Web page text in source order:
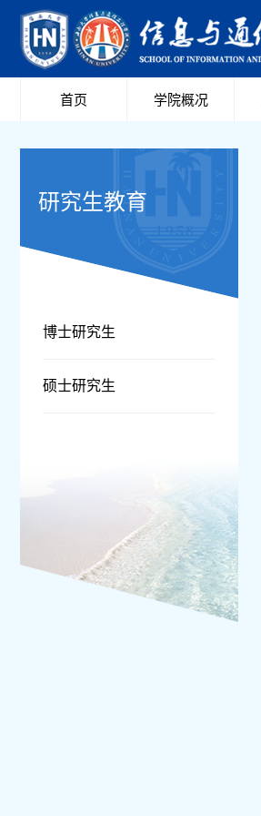
首页 学院概况
研究生教育
博士研究生
硕士研究生